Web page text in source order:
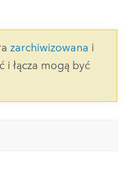
zarchiwizowana i
i łącza mogą być